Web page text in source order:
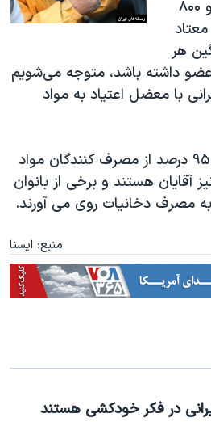
گفت: حدود دو میلیون و ۸۰۰
هر
عضو داشته باشد، متوجه می‌شویم
با معضل اعتیاد به مواد
وی در ادامه گفت حدود ۹۵ درصد از مصرف کنندگان مواد
آقایان هستند و برخی از بانوان
مصرف دخانیات روی می آورند.
منبع: ایسنا
در فکر خودکشی هستند